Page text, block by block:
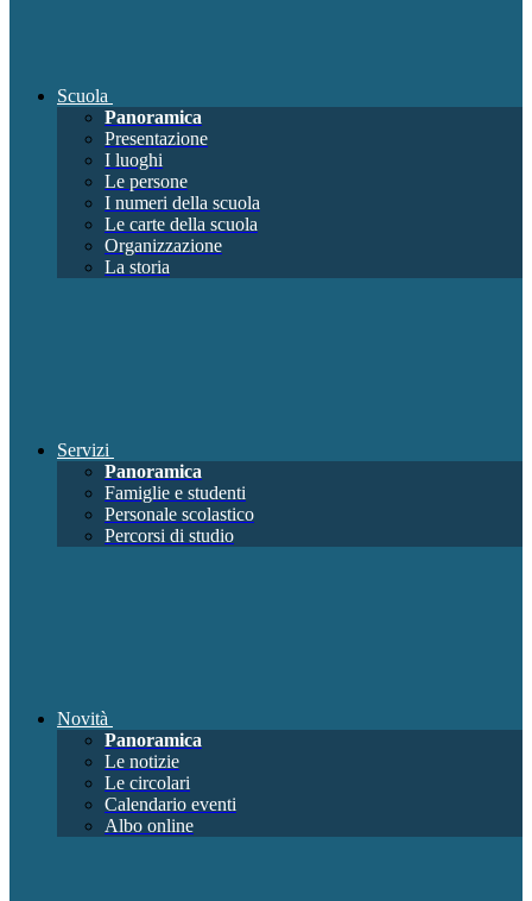
Scuola
Panoramica
Presentazione
I luoghi
Le persone
I numeri della scuola
Le carte della scuola
Organizzazione
La storia
Servizi
Panoramica
Famiglie e studenti
Personale scolastico
Percorsi di studio
Novità
Panoramica
Le notizie
Le circolari
Calendario eventi
Albo online